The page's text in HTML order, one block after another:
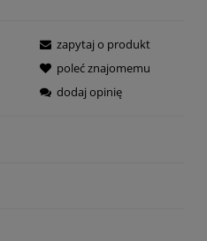
zapytaj o produkt
poleć znajomemu
dodaj opinię